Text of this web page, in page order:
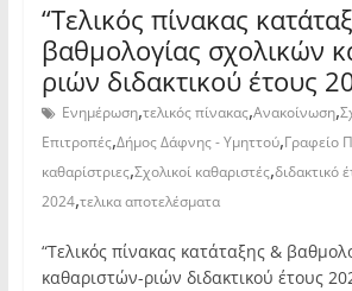
“Τελικός πίνακας
βαθμολογίας σχολικών
ριών διδακτικού έτους
Ενημέρωση,τελικός πίνακας,Ανακοίνωση,
Επιτροπές,Δήμος Δάφνης - Υμηττού,Γραφείο
καθαρίστριες,Σχολικοί καθαριστές,διδακτικό
2024,τελικα αποτελέσματα
“Τελικός πίνακας κατάταξης &
καθαριστών-ριών διδακτικού έτους